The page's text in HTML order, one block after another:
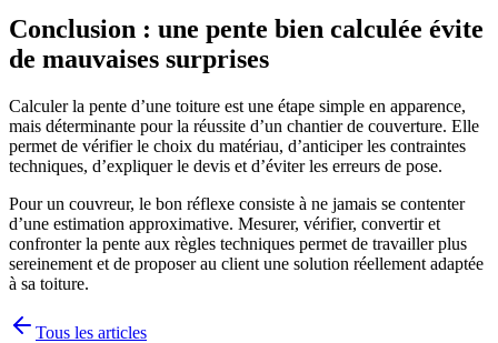
Conclusion : une pente bien calculée évite
de mauvaises surprises
Calculer la pente d’une toiture est une étape simple en apparence,
mais déterminante pour la réussite d’un chantier de couverture. Elle
permet de vérifier le choix du matériau, d’anticiper les contraintes
techniques, d’expliquer le devis et d’éviter les erreurs de pose.
Pour un couvreur, le bon réflexe consiste à ne jamais se contenter
d’une estimation approximative. Mesurer, vérifier, convertir et
confronter la pente aux règles techniques permet de travailler plus
sereinement et de proposer au client une solution réellement adaptée
à sa toiture.
Tous les articles